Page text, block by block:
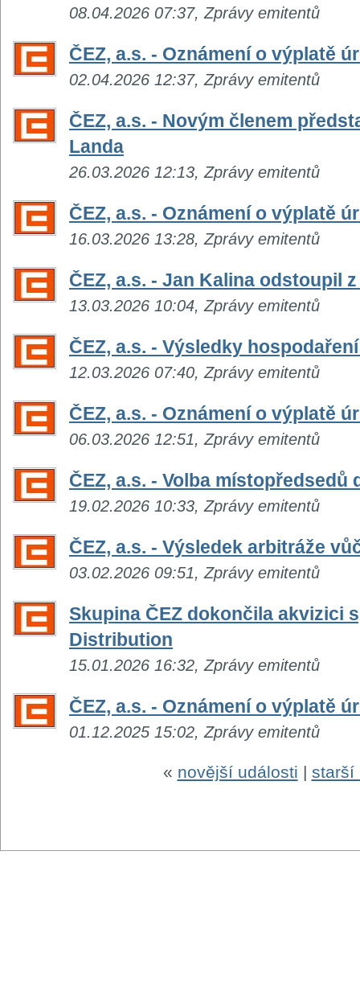
08.04.2026 07:37, Zprávy emitentů
ČEZ, a.s. - Oznámení o výplatě
02.04.2026 12:37, Zprávy emitentů
ČEZ, a.s. - Novým členem
Landa
26.03.2026 12:13, Zprávy emitentů
ČEZ, a.s. - Oznámení o výplatě
16.03.2026 13:28, Zprávy emitentů
ČEZ, a.s. - Jan Kalina odstoupil
13.03.2026 10:04, Zprávy emitentů
ČEZ, a.s. - Výsledky
12.03.2026 07:40, Zprávy emitentů
ČEZ, a.s. - Oznámení o výplatě
06.03.2026 12:51, Zprávy emitentů
ČEZ, a.s. - Volba místopředsedů
19.02.2026 10:33, Zprávy emitentů
ČEZ, a.s. - Výsledek arbitráže
03.02.2026 09:51, Zprávy emitentů
Skupina ČEZ dokončila akvizici
Distribution
15.01.2026 16:32, Zprávy emitentů
ČEZ, a.s. - Oznámení o výplatě
01.12.2025 15:02, Zprávy emitentů
« novější události | starší